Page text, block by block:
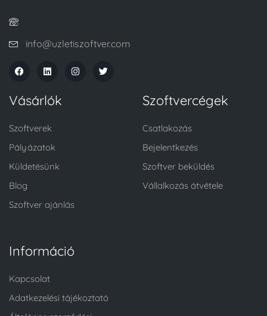
info@uzletiszoftver.com
Vásárlók
Szoftverek
Pályázatok
Küldetésünk
Blog
Szoftver ajánlás
Szoftvercégek
Csatlakozás
Bejelentkezés
Szoftver beküldés
Vállalkozás átvétele
Információ
Kapcsolat
Adatkezelési tájékoztató